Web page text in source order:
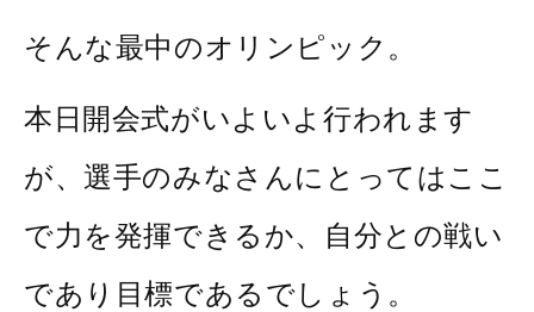
そんな最中のオリンピック。
本日開会式がいよいよ行われます
が、選手のみなさんにとってはここ
で力を発揮できるか、自分との戦い
であり目標であるでしょう。